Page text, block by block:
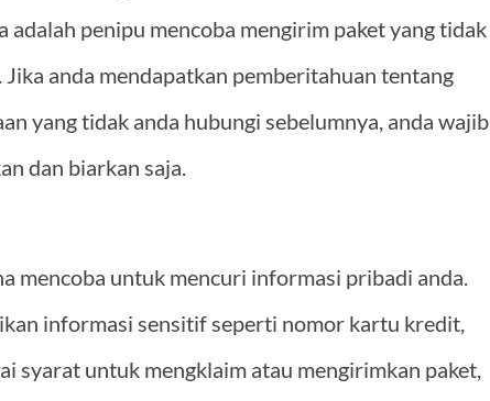
penipu mencoba mengirim paket yang tidak
anda mendapatkan pemberitahuan tentang
yang tidak anda hubungi sebelumnya, anda wajib
dan biarkan saja.
mencoba untuk mencuri informasi pribadi anda.
informasi sensitif seperti nomor kartu kredit,
syarat untuk mengklaim atau mengirimkan paket,